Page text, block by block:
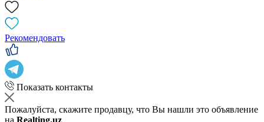
Рекомендовать
Показать контакты
Пожалуйста, скажите продавцу, что Вы нашли это объявление
на Realting.uz